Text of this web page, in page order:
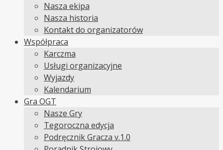
Nasza ekipa
Nasza historia
Kontakt do organizatorów
Współpraca
Karczma
Usługi organizacyjne
Wyjazdy
Kalendarium
Gra OGT
Nasze Gry
Tegoroczna edycja
Podręcznik Gracza v.1.0